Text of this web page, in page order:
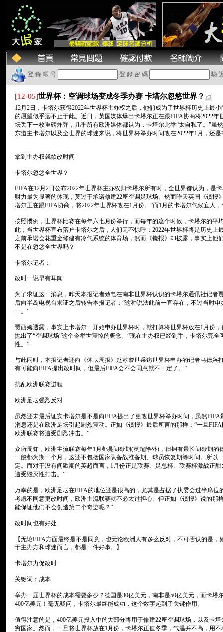
登 錄 帐 号 登 錄 密 碼 驗
[12-05]世界杯：空调球场变成冬季办赛 卡塔尔忽悠世界？
12月2日，卡塔尔获得2022年世界杯主办权之后，他们成为了世界杯历史上最
的愿望似乎远不止于此。近日，英国媒体爆出卡塔尔正在跟FIFA协商将2022
坛丢下一枚重磅炸弹，几乎所有欧洲媒体都认为，卡塔尔此举“太自私了。”虽
东道主卡塔尔以及全世界的球迷来说，将世界杯举办时间改在2022年1月，还
拿到主办权就欲改时间
卡塔尔忽悠全世界？
FIFA在12月2日公布2022年世界杯主办权归卡塔尔所有时，全世界都认为，是
财力最为显著的体现，莫过于承诺修建22座空调足球场。然而昨天英国《镜报
塔尔正在跟FIFA协商，将2022年世界杯改在1月份。”而1月的卡塔尔气候宜人
按照惯例，世界杯比赛在每年六七月份举行，而每年的这个时候，卡塔尔的
此，当世界杯宣布落户卡塔尔之后，人们无不惊呼：2022年世界杯将是历史上
之前承诺会花重金修建有冷气系统的体育场，然而《镜报》却披露，事实上他
不是在忽悠全世界吗？
卡塔尔记者：
改时一说早有耳闻
为了求证这一消息，昨天本报记者致电在南非世界杯认识的卡塔尔通讯社记者
后向半岛电视台求证之后转告本报记者：“这种说法此前一直存在，不过当时
一。”
贾西姆透露，事实上卡塔尔一开始申办世界杯时，就打算将世界杯放在1月份
抛出了“空调球场”这个令举世震惊的概念。“现在主办权已经到手，卡塔尔完
性。”
与此同时，本报记者还向《体坛周报》赴苏黎世采访世界杯申办的记者马德兴
有可能向FIFA提出改时间，但最后FIFA会不会同意就不一定了。”
扰乱欧洲联赛进程
欧洲足坛强烈反对
虽然还未最后证实卡塔尔是不是向FIFA提出了更改世界杯举办时间，虽然
消息还是在欧洲足坛引起剧烈震动。正如《镜报》最后所言的那样：“一旦
欧洲联赛将遭受剧烈冲击。”
众所周知，欧洲主流联赛每年1月都是间歇期(英超除外)，但拥有最长间歇期的
一般都为期一个月，这还不包括国家队备战准备期、球员恢复期等时间。所以
定。而对于没有间歇期的英超而言，1月份正是联赛、足总杯、联赛杯激战正
遭受毁灭性打击。”
万幸的是，欧洲足坛在FIFA的地位还是很高的，尤其是占据了执委会过半席位
考虑不同意更改时间，欧洲主流联赛就不必太过担心。但正如《镜报》说的那
能保证他们不会创造第二个奇迹呢？”
改时间也有好处
【无论FIFA方面最终是不是同意，也无论欧洲人有多么反对，不可否认的是
于主办方和球迷而言，都是一件好事。】
卡塔尔力促改时
关键词：成本
举办一届世界杯的成本需要多少？德国是30亿美元，南非是50亿美元，而卡塔
400亿美元！毫无疑问，卡塔尔最终能成功，这个数字起到了关键作用。
值得注意的是，400亿美元投入中的大部分将用于修建22座空调球场，以及卡
穷国家。然而，一旦将世界杯放在1月份，卡塔尔正值冬季，气温并不高，用